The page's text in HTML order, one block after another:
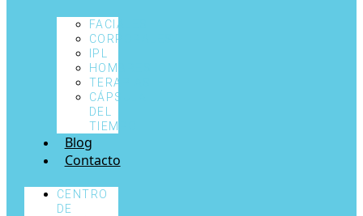
FACIALES
CORPORALES
IPL
HOMBRES
TERAPIAS
CÁPSULA
DEL
TIEMPO
Blog
Contacto
CENTRO
DE